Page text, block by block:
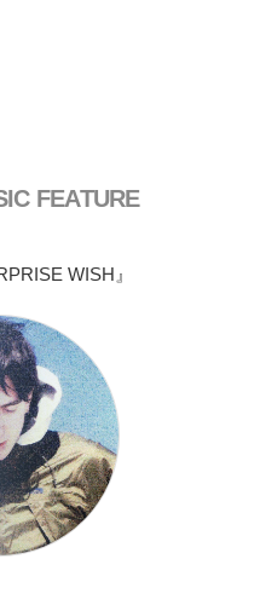
FEATURE
WISH』